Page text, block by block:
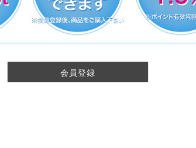
会員登録